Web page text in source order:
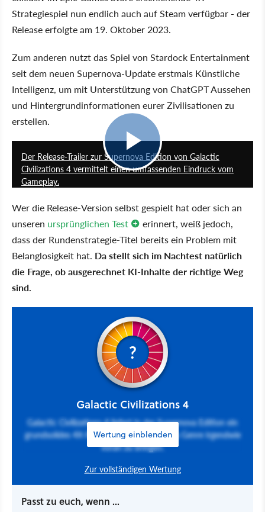
Strategiespiel nun endlich auch auf Steam verfügbar - der
Release erfolgte am 19. Oktober 2023.
Zum anderen nutzt das Spiel von Stardock Entertainment
seit dem neuen Supernova-Update erstmals Künstliche
Intelligenz, um mit Unterstützung von ChatGPT Aussehen
und Hintergrundinformationen eurer Zivilisationen zu
erstellen.
Der Release-Trailer zur Supernova Edition von Galactic
Civilizations 4 vermittelt einen umfassenden Eindruck vom
Gameplay.
Wer die Release-Version selbst gespielt hat oder sich an
unseren ursprünglichen Test
erinnert, weiß jedoch,
dass der Rundenstrategie-Titel bereits ein Problem mit
Belanglosigkeit hat. Da stellt sich im Nachtest natürlich
die Frage, ob ausgerechnet KI-Inhalte der richtige Weg
sind.
?
Galactic Civilizations 4
Wertung einblenden
Galactic Civilizations 4 liefert in der Supernova Edition ein
grundsolides 4X-Paket, ohne allerdings das Genre irgendwie
voran zu bringen.
Zur vollständigen Wertung
Passt zu euch, wenn ...